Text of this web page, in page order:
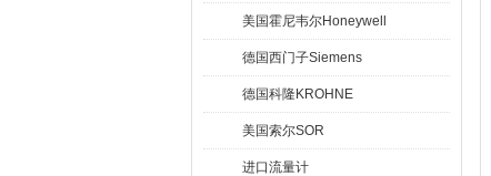
美国霍尼韦尔Honeywell
德国西门子Siemens
德国科隆KROHNE
美国索尔SOR
进口流量计